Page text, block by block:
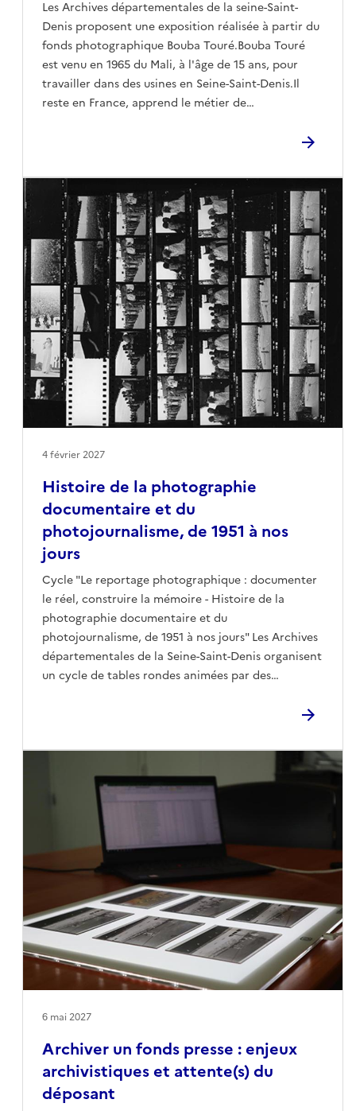
Les Archives départementales de la seine-Saint-
Denis proposent une exposition réalisée à partir du
fonds photographique Bouba Touré.Bouba Touré
est venu en 1965 du Mali, à l'âge de 15 ans, pour
travailler dans des usines en Seine-Saint-Denis.Il
reste en France, apprend le métier de
d'Afrique subsaharienne dans les foyers de région
parisienne, les luttes, revendicatives ainsi que les
moments festifs et les événements familiaux.Le
fonds, riche de milliers de photographies et de
négatifs, de dizaines d'heures de films, a été déposé
aux Archives départementales à l'initiative de ses
proches et de sa famille.
Histoire de la photographie
documentaire et du
photojournalisme, de 1951 à nos
jours
Cycle "Le reportage photographique : documenter
le réel, construire la mémoire - Histoire de la
photographie documentaire et du
photojournalisme, de 1951 à nos jours" Les Archives
départementales de la Seine-Saint-Denis organisent
un cycle de tables rondes animées par des
des archivistes, en direction d’un large public. Ce
est une pratique d’intention et un langage à part
entière qui façonne notre compréhension du réel
et notre patrimoine commun.La première table
ronde porte sur l’émergence de la pratique du
reportage depuis la seconde moitié du XIXe siècle
jusqu’à nos jours, proposant des jalons historiques
et des définitions.
4 février 2027
Archiver un fonds presse : enjeux
archivistiques et attente(s) du
déposant
6 mai 2027